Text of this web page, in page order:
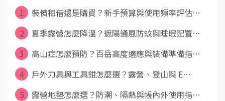
1
裝備租借還是購買？新手預算與使用頻率評估⋯
2
夏季露營怎麼降溫？遮陽通風防蚊與睡眠配置⋯
3
高山症怎麼預防？百岳高度適應與裝備準備指⋯
4
戶外刀具與工具鉗怎麼選？露營、登山與 E⋯
5
露營地墊怎麼選？防潮、隔熱與帳內外使用指⋯